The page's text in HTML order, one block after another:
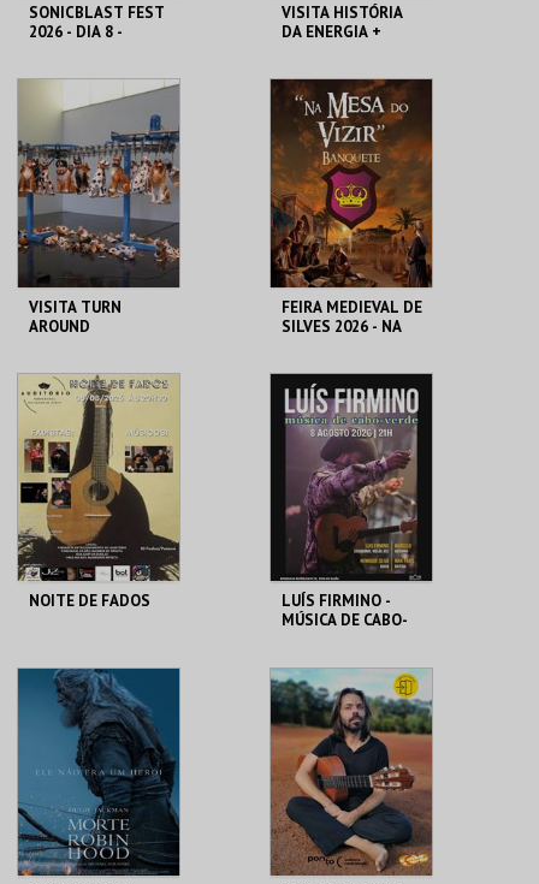
SONICBLAST FEST
2026 - DIA 8 -
PRAIA DUNA DO
CALDEIRÃO
MAIS INFO
VISITA HISTÓRIA
DA ENERGIA +
MAAT
MAIS INFO
COMPRAR
VISITA TURN
AROUND
MAAT
MAIS INFO
COMPRAR
FEIRA MEDIEVAL DE
SILVES 2026 - NA
CENTRO HISTÓRICO
SILVES
MAIS INFO
COMPRAR
NOITE DE FADOS
PARÓQUIA DE S.
MAMEDE
MAIS INFO
COMPRAR
LUÍS FIRMINO -
MÚSICA DE CABO-
REPÚBLICA 14 -
OLHÃO
MAIS INFO
COMPRAR